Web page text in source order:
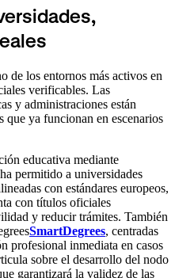
de los entornos más activos en
verificables. Las
y administraciones están
que ya funcionan en escenarios
educativa mediante
permitido a universidades
con estándares europeos,
con títulos oficiales
y reducir trámites. También
SmartDegrees, centradas
profesional inmediata en casos
sobre el desarrollo del nodo
garantizará la validez de las